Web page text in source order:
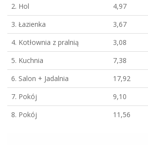
2. Hol
4,97
3. Łazienka
3,67
4. Kotłownia z pralnią
3,08
5. Kuchnia
7,38
6. Salon + Jadalnia
17,92
7. Pokój
9,10
8. Pokój
11,56